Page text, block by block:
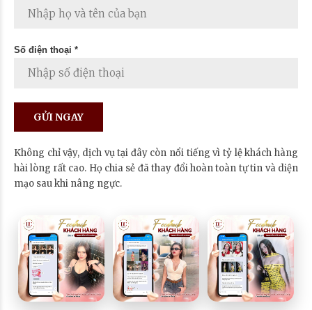
Số điện thoại *
Không chỉ vậy, dịch vụ tại đây còn nổi tiếng vì tỷ lệ khách hàng
hài lòng rất cao. Họ chia sẻ đã thay đổi hoàn toàn tự tin và diện
mạo sau khi nâng ngực.